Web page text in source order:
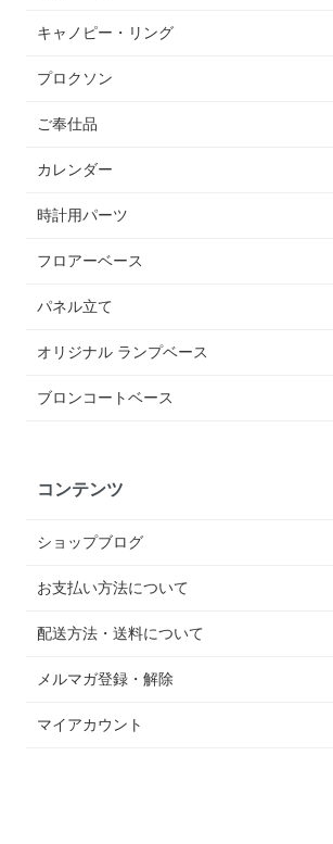
キャノピー・リング
プロクソン
ご奉仕品
カレンダー
時計用パーツ
フロアーベース
パネル立て
オリジナル ランプベース
ブロンコートベース
コンテンツ
ショップブログ
お支払い方法について
配送方法・送料について
メルマガ登録・解除
マイアカウント